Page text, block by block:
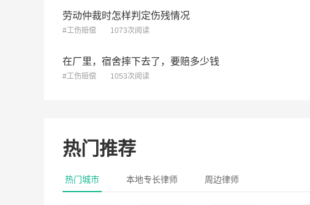
劳动仲裁时怎样判定伤残情况
#工伤赔偿 1073次阅读
在厂里，宿舍摔下去了，要赔多少钱
#工伤赔偿 1053次阅读
热门推荐
热门城市 本地专长律师 周边律师
戴少华律师
2026-07-20